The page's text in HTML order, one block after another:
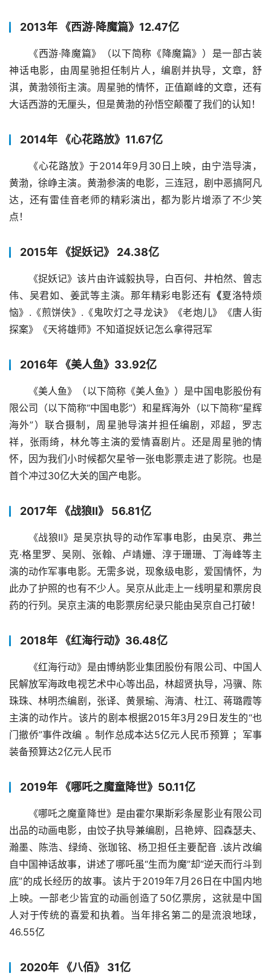
2013年 《西游·降魔篇》12.47亿
《西游·降魔篇》（以下简称《降魔篇》）是一部古装
神话电影，由周星驰担任制片人，编剧并执导，文章，舒
淇，黄渤领衔主演。周星驰的情怀，正值巅峰的文章，还有
大话西游的无厘头，但是黄渤的孙悟空颠覆了我们的认知！
2014年 《心花路放》11.67亿
《心花路放》于2014年9月30日上映，由宁浩导演，
黄渤，徐峥主演。黄渤参演的电影，三连冠，剧中恶搞阿凡
达，还有雷佳音老师的精彩演出，都为影片增添了不少笑
点！
2015年 《捉妖记》 24.38亿
《捉妖记》该片由许诚毅执导，白百何、井柏然、曾志
伟、吴君如、姜武等主演。那年精彩电影还有 《夏洛特烦
恼》.《煎饼侠》.《鬼吹灯之寻龙诀》《老炮儿》《唐人街
探案》《天将雄师》不知道捉妖记怎么拿得冠军
2016年 《美人鱼》33.92亿
《美人鱼》（以下简称《美人鱼》）是中国电影股份有
限公司（以下简称“中国电影”）和星辉海外（以下简称“星辉
海外”）联合摄制，周星驰导演并担任编剧，邓超，罗志
祥，张雨绮，林允等主演的爱情喜剧片。还是周星驰的情
怀，因为我们小时候都欠星爷一张电影票走进了影院。也是
首个冲过30亿大关的国产电影。
2017年 《战狼Ⅱ》 56.81亿
《战狼Ⅱ》是吴京执导的动作军事电影，由吴京、弗兰
克·格里罗、吴刚、张翰、卢靖姗、淳于珊珊、丁海峰等主
演的动作军事电影。无需多说，现象级电影，爱国情怀，为
此办了护照的也有不少人。吴京从此走上一线明星和票房良
药的行列。吴京主演的电影票房纪录只能由吴京自己打破！
2018年 《红海行动》36.48亿
《红海行动》是由博纳影业集团股份有限公司、中国人
民解放军海政电视艺术中心等出品，林超贤执导，冯骥、陈
珠珠、林明杰编剧，张译、黄景瑜、海清、杜江、蒋璐霞等
主演的动作片。该片的剧本根据2015年3月29日发生的“也
门撤侨”事件改编 。制作总成本达5亿元人民币预算 ；军事
装备预算达2亿元人民币
2019年 《哪吒之魔童降世》50.11亿
《哪吒之魔童降世》是由霍尔果斯彩条屋影业有限公司
出品的动画电影，由饺子执导兼编剧，吕艳婷、囧森瑟夫、
瀚墨、陈浩、绿绮、张珈铭、杨卫担任主要配音 .该片改编
自中国神话故事，讲述了哪吒虽“生而为魔”却“逆天而行斗到
底”的成长经历的故事。该片于2019年7月26日在中国内地
上映。一部老少皆宜的动画创造了50亿票房，这就是中国
人对于传统的喜爱和执着。当年排名第二的是流浪地球，
46.55亿
2020年 《八佰》 31亿